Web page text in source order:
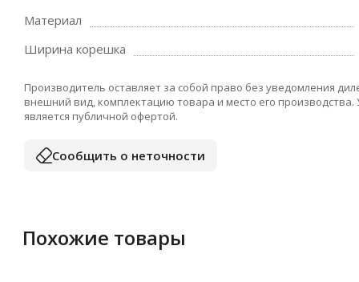
Материал
Ширина корешка
Производитель оставляет за собой право без уведомления
внешний вид, комплектацию товара и место его
является публичной офертой.
Сообщить о неточности
Похожие товары